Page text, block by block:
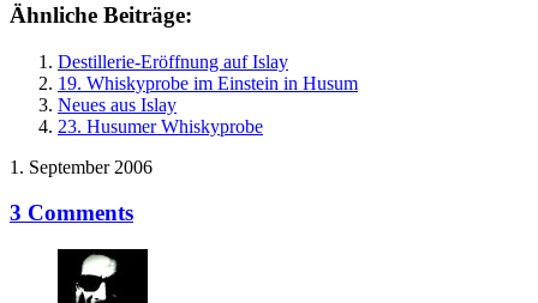
Ähnliche Beiträge:
Destillerie-Eröffnung auf Islay
19. Whiskyprobe im Einstein in Husum
Neues aus Islay
23. Husumer Whiskyprobe
1. September 2006
3 Comments